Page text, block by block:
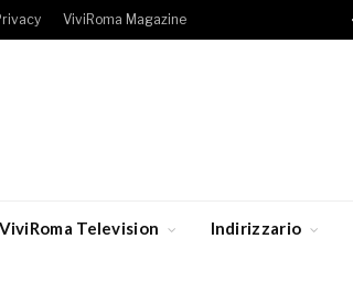
ViviRoma Magazine
ViviRoma Television Indirizzario